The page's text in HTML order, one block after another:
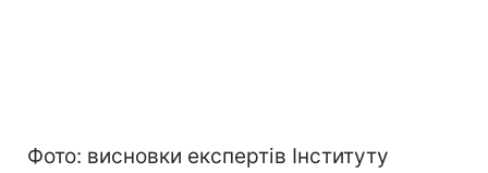
Фото: висновки експертів Інституту